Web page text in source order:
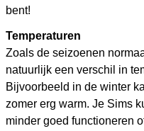
bent!
Temperaturen
Zoals de seizoenen
natuurlijk een verschil in
Bijvoorbeeld in de winter
zomer erg warm. Je Sims
minder goed functioneren